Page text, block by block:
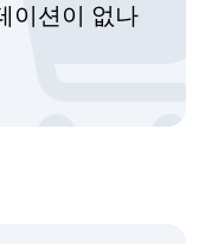
이션이 없나